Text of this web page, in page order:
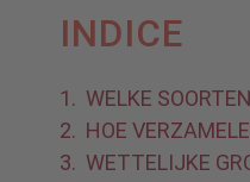
INDICE
1. WELKE
2. HOE
3. WETTELIJKE